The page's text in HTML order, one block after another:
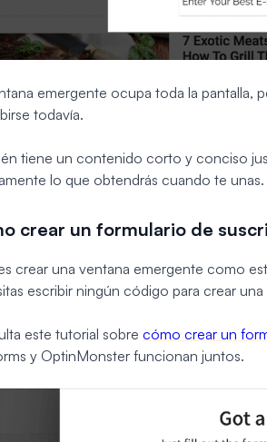
emergente ocupa toda la pantalla,
todavía.
tiene un contenido corto y conciso
lo que obtendrás cuando te unas.
crear un formulario de
crear una ventana emergente como
escribir ningún código para crear
este tutorial sobre cómo crear un
y OptinMonster funcionan juntos.